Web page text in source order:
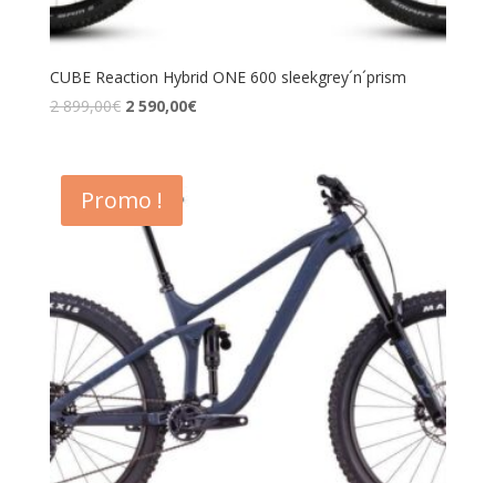
CUBE Reaction Hybrid ONE 600 sleekgrey´n´prism
2 899,00€ 2 590,00€
Promo !